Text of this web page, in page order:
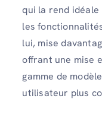
qui la rend
les
lui, mise
offrant une mise
gamme de
utilisateur plus